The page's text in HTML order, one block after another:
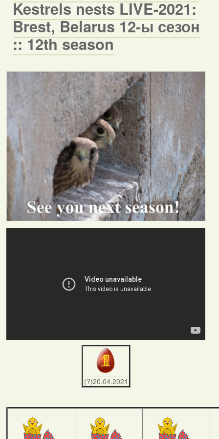
Kestrels nests LIVE-2021:
Brest, Belarus 12-ы сезон
:: 12th season
(?)20.04.2021